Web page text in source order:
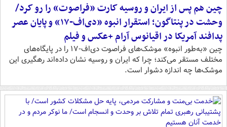
چین هم پس از ایران و روسیه کارت «فراصوت» را رو کرد/
وحشت در پنتاگون؛ استقرار انبوه «دی‌اف‑۱۷» و پایان عصر
پدافند آمریکا در اقیانوس آرام +عکس و فیلم
چین «به‌طور انبوه» موشک‌های فراصوت دی‌اف‑۱۷ را در پایگاه‌های
مختلف مستقر می‌کند؛ چرا که ایران و روسیه نشان داده‌اند رهگیری این
موشک‌ها چه اندازه دشوار است.